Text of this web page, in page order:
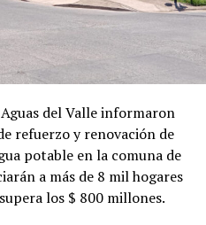
del Valle informaron
refuerzo y renovación de
potable en la comuna de
a más de 8 mil hogares
los $ 800 millones.